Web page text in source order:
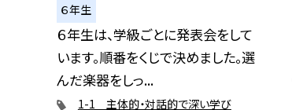
６年生
６年生は、学級ごとに発表会をして
います。順番をくじで決めました。選
んだ楽器をしっ...
1-1 主体的・対話的で深い学び